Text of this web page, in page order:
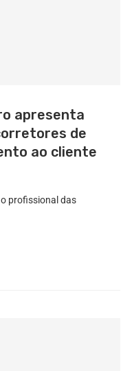
apresenta
de
ao cliente
profissional das